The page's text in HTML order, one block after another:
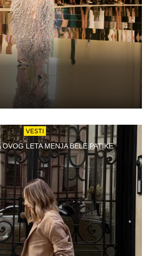
VESTI
OVOG LETA MENJA BELE PATIKE